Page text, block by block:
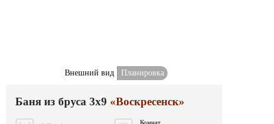
Внешний вид Планировка
Баня из бруса 3x9 «Воскресенск»
Комнат